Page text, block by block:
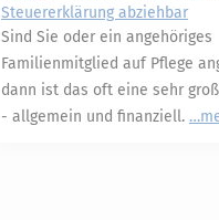
Steuererklärung abziehbar
Sind Sie oder ein angehöriges
Familienmitglied auf Pflege
dann ist das oft eine sehr
- allgemein und finanziell.